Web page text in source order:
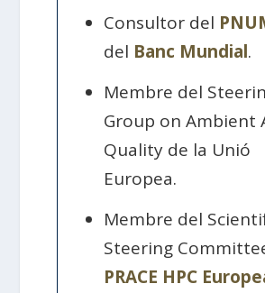
Consultor del
del Banc Mundial.
Membre del
Group on Ambient
Quality de la Unió
Europea.
Membre del
Steering
PRACE HPC